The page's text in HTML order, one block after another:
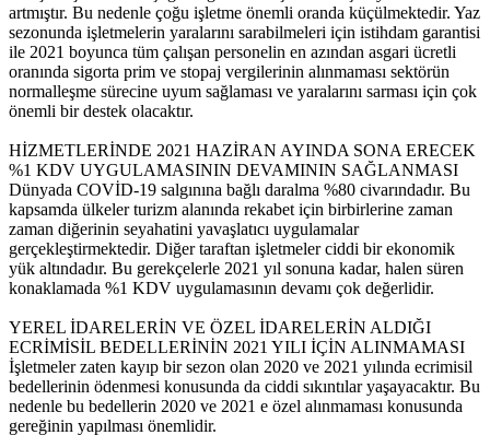
artmıştır. Bu nedenle çoğu işletme önemli oranda küçülmektedir. Yaz
sezonunda işletmelerin yaralarını sarabilmeleri için istihdam garantisi
ile 2021 boyunca tüm çalışan personelin en azından asgari ücretli
oranında sigorta prim ve stopaj vergilerinin alınmaması sektörün
normalleşme sürecine uyum sağlaması ve yaralarını sarması için çok
önemli bir destek olacaktır.
HİZMETLERİNDE 2021 HAZİRAN AYINDA SONA ERECEK
%1 KDV UYGULAMASININ DEVAMININ SAĞLANMASI
Dünyada COVİD-19 salgınına bağlı daralma %80 civarındadır. Bu
kapsamda ülkeler turizm alanında rekabet için birbirlerine zaman
zaman diğerinin seyahatini yavaşlatıcı uygulamalar
gerçekleştirmektedir. Diğer taraftan işletmeler ciddi bir ekonomik
yük altındadır. Bu gerekçelerle 2021 yıl sonuna kadar, halen süren
konaklamada %1 KDV uygulamasının devamı çok değerlidir.
YEREL İDARELERİN VE ÖZEL İDARELERİN ALDIĞI
ECRİMİSİL BEDELLERİNİN 2021 YILI İÇİN ALINMAMASI
İşletmeler zaten kayıp bir sezon olan 2020 ve 2021 yılında ecrimisil
bedellerinin ödenmesi konusunda da ciddi sıkıntılar yaşayacaktır. Bu
nedenle bu bedellerin 2020 ve 2021 e özel alınmaması konusunda
gereğinin yapılması önemlidir.